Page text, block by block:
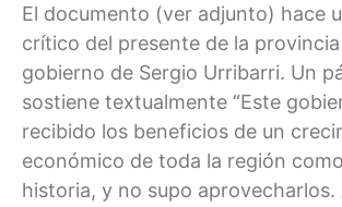
El documento (ver adjunto) hace
crítico del presente de la
gobierno de Sergio Urribarri. Un
sostiene textualmente “Este
recibido los beneficios de un
económico de toda la región
historia, y no supo aprovecharlos.